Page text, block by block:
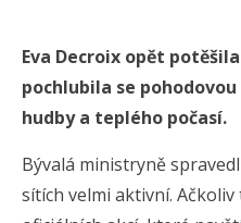
Eva Decroix opět
pochlubila se
hudby a teplého počasí.
Bývalá ministryně
sítích velmi aktivní.